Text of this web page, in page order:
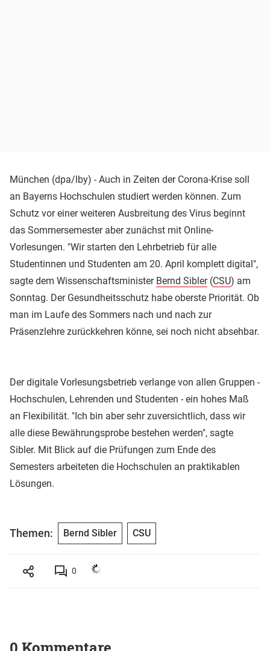
München (dpa/lby) - Auch in Zeiten der Corona-Krise soll
an Bayerns Hochschulen studiert werden können. Zum
Schutz vor einer weiteren Ausbreitung des Virus beginnt
das Sommersemester aber zunächst mit Online-
Vorlesungen. "Wir starten den Lehrbetrieb für alle
Studentinnen und Studenten am 20. April komplett digital",
sagte dem Wissenschaftsminister Bernd Sibler(CSU) am
Sonntag. Der Gesundheitsschutz habe oberste Priorität. Ob
man im Laufe des Sommers nach und nach zur
Präsenzlehre zurückkehren könne, sei noch nicht absehbar.
Der digitale Vorlesungsbetrieb verlange von allen Gruppen -
Hochschulen, Lehrenden und Studenten - ein hohes Maß
an Flexibilität. "Ich bin aber sehr zuversichtlich, dass wir
alle diese Bewährungsprobe bestehen werden", sagte
Sibler. Mit Blick auf die Prüfungen zum Ende des
Semesters arbeiteten die Hochschulen an praktikablen
Lösungen.
Themen: Bernd Sibler CSU
0